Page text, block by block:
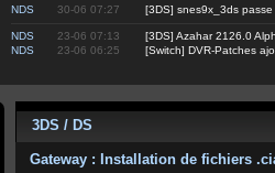
NDS 30-06 07:27 [3DS] snes9x_3ds
NDS 23-06 07:13
[3DS] Azahar 2126.0
NDS
23-06 06:25 [Switch] DVR-Patches
3DS / DS
Gateway : Installation de fichiers